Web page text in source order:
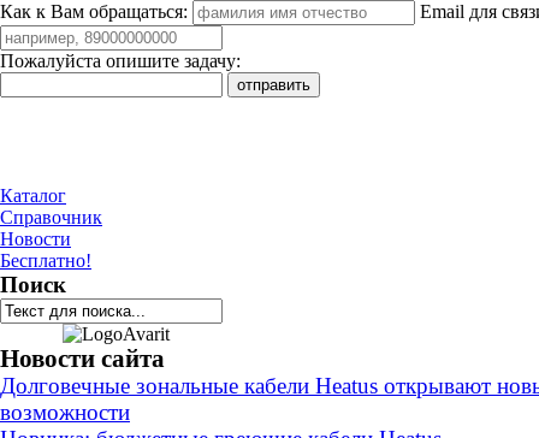
Как к Вам обращаться: Email для
Пожалуйста опишите задачу:
Каталог
Справочник
Новости
Бесплатно!
Поиск
Новости сайта
Долговечные зональные кабели Heatus открывают
возможности